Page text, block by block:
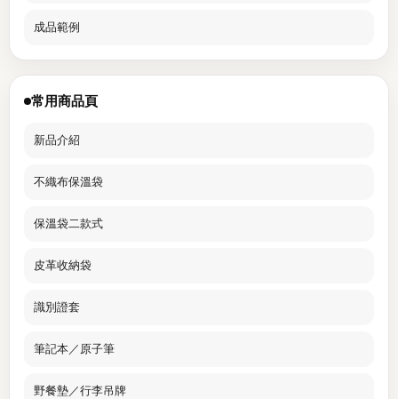
成品範例
常用商品頁
新品介紹
不織布保溫袋
保溫袋二款式
皮革收納袋
識別證套
筆記本／原子筆
野餐墊／行李吊牌